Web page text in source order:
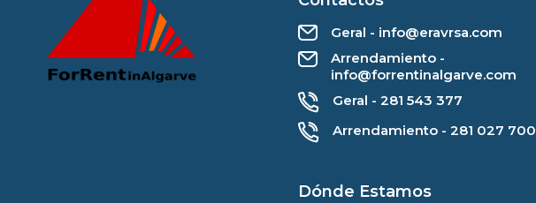
Geral - info@eravrsa.com
Arrendamiento -
info@forrentinalgarve.com
Geral - 281 543 377
Arrendamiento - 281 027 700
Dónde Estamos